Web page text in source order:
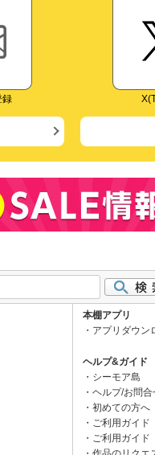
録
本棚アプリ
アプリダウン
ヘルプ&ガイド
シーモア島
ヘルプ/お問合
初めての方へ
ご利用ガイド
ご利用ガイド